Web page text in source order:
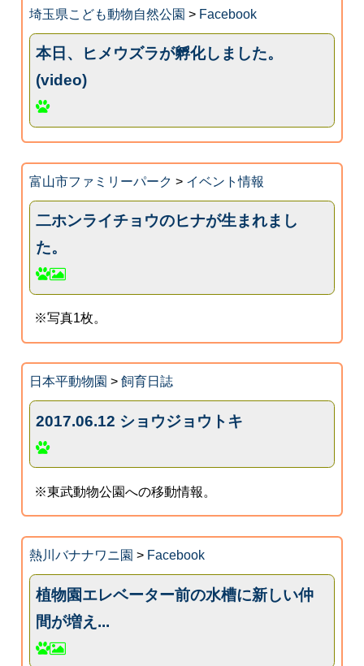
埼玉県こども動物自然公園 > Facebook
本日、ヒメウズラが孵化しました。
(video)
富山市ファミリーパーク > イベント情報
二ホンライチョウのヒナが生まれまし
た。
※写真1枚。
日本平動物園 > 飼育日誌
2017.06.12 ショウジョウトキ
※東武動物公園への移動情報。
熱川バナナワニ園 > Facebook
植物園エレベーター前の水槽に新しい仲
間が増え...